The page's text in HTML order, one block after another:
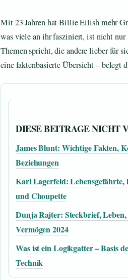
Mit 23 Jahren hat Billie Eilish mehr
was viele an ihr fasziniert, ist nicht
Themen spricht, die andere lieber für
eine faktenbasierte Übersicht –
DIESE BEITRAGE NICHT
James Blunt: Wichtige Fakten,
Beziehungen
Karl Lagerfeld: Lebensgefährte,
und Choupette
Dunja Rajter: Steckbrief,
Vermögen 2024
Was ist ein Logikgatter – Basis
Technik